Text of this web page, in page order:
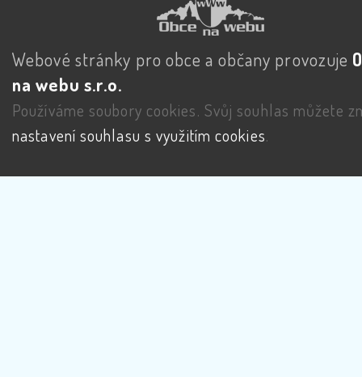
Webové stránky pro obce a občany provozuje
na webu s.r.o.
Používáme soubory cookies. Svůj souhlas můžete
nastavení souhlasu s využitím cookies.